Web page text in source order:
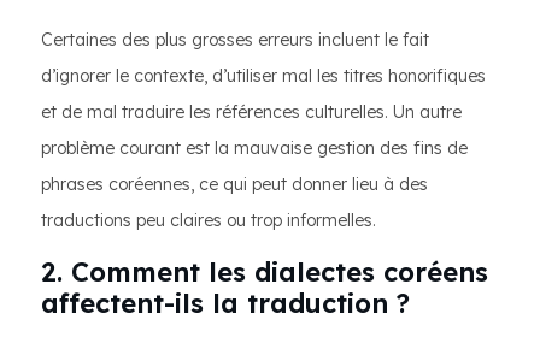
Certaines des plus grosses erreurs incluent le fait
d’ignorer le contexte, d’utiliser mal les titres honorifiques
et de mal traduire les références culturelles. Un autre
problème courant est la mauvaise gestion des fins de
phrases coréennes, ce qui peut donner lieu à des
traductions peu claires ou trop informelles.
2. Comment les dialectes coréens
affectent-ils la traduction ?